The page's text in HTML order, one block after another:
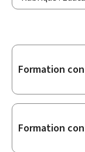
Sous-
Formation
Formation